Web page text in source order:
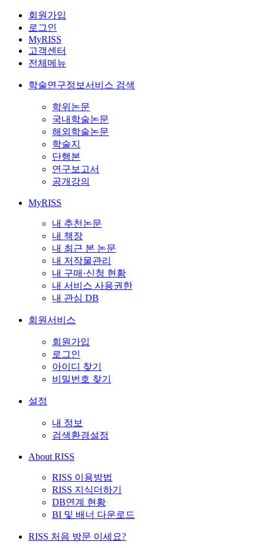
회원가입
로그인
MyRISS
고객센터
전체메뉴
학술연구정보서비스 검색
학위논문
국내학술논문
해외학술논문
학술지
단행본
연구보고서
공개강의
MyRISS
내 추천논문
내 책장
내 최근 본 논문
내 저작물관리
내 구매·신청 현황
내 서비스 사용권한
내 관심 DB
회원서비스
회원가입
로그인
아이디 찾기
비밀번호 찾기
설정
내 정보
검색환경설정
About RISS
RISS 이용방법
RISS 지식더하기
DB연계 현황
BI 및 배너 다운로드
RISS 처음 방문 이세요?